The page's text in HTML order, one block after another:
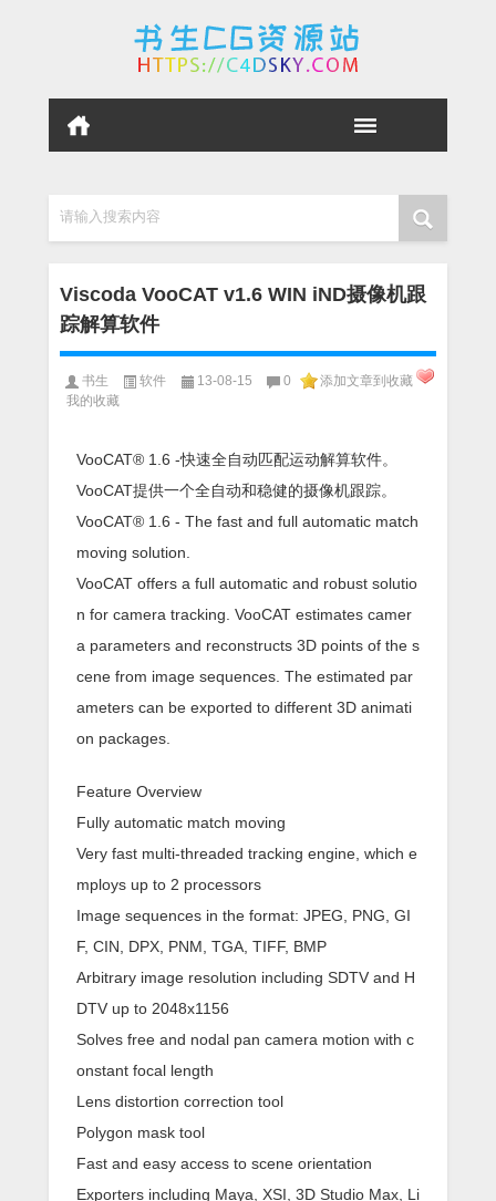
请输入搜索内容
Viscoda VooCAT v1.6 WIN iND摄像机跟
踪解算软件
书生 软件 13-08-15 0
添加文章到收藏
我的收藏
VooCAT® 1.6 -快速全自动匹配运动解算软件。
VooCAT提供一个全自动和稳健的摄像机跟踪。
VooCAT® 1.6 - The fast and full automatic match
moving solution.
VooCAT offers a full automatic and robust solutio
n for camera tracking. VooCAT estimates camer
a parameters and reconstructs 3D points of the s
cene from image sequences. The estimated par
ameters can be exported to different 3D animati
on packages.
Feature Overview
Fully automatic match moving
Very fast multi-threaded tracking engine, which e
mploys up to 2 processors
Image sequences in the format: JPEG, PNG, GI
F, CIN, DPX, PNM, TGA, TIFF, BMP
Arbitrary image resolution including SDTV and H
DTV up to 2048x1156
Solves free and nodal pan camera motion with c
onstant focal length
Lens distortion correction tool
Polygon mask tool
Fast and easy access to scene orientation
Exporters including Maya, XSI, 3D Studio Max, Li